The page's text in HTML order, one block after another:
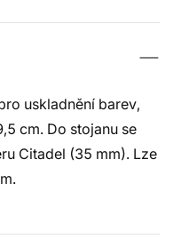
uskladnění barev,
cm. Do stojanu se
Citadel (35 mm). Lze